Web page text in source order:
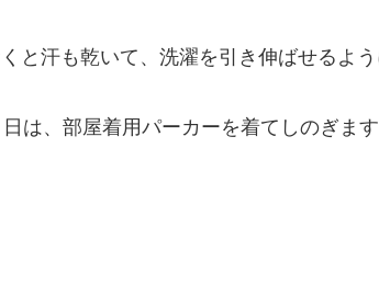
と汗も乾いて、洗濯を引き伸ばせるよう
は、部屋着用パーカーを着てしのぎま